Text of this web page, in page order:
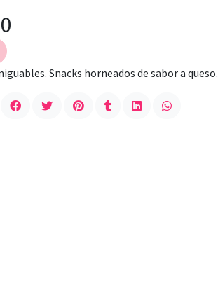
Snacks horneados de sabor a queso.